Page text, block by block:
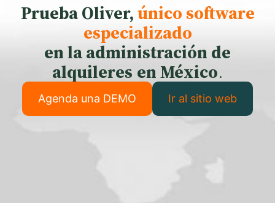
Prueba Oliver,único software
especializado
en la administración de
alquileres en México.
Agenda una DEMO Ir al sitio web